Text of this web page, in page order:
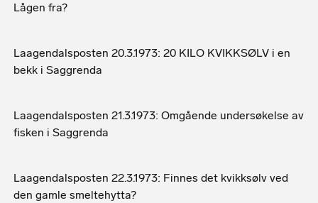
Lågen fra?
Laagendalsposten 20.3.1973: 20 KILO KVIKKSØLV i en
bekk i Saggrenda
Laagendalsposten 21.3.1973: Omgående undersøkelse av
fisken i Saggrenda
Laagendalsposten 22.3.1973: Finnes det kvikksølv ved
den gamle smeltehytta?